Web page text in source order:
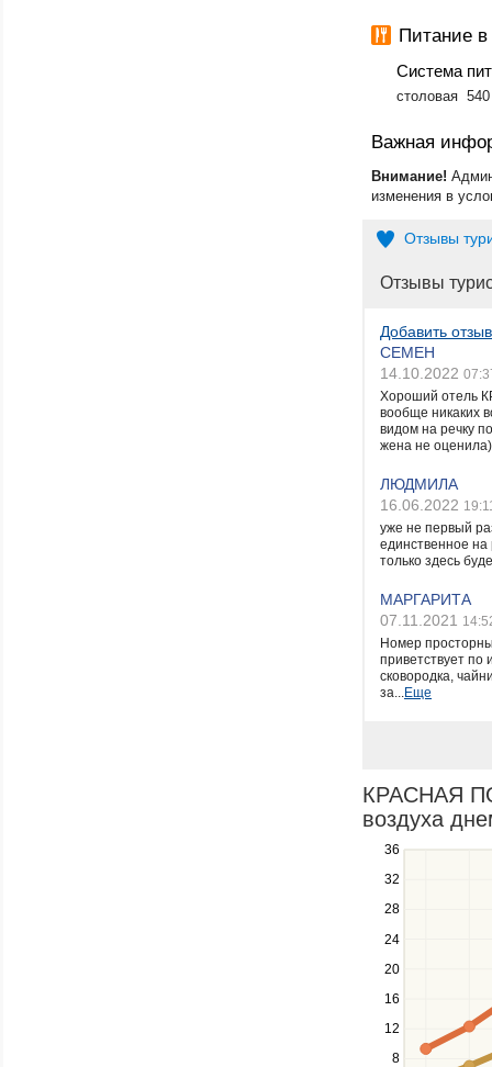
Питание
Система
столовая 540
Важная
Внимание!
изменения в
Отзывы
Отзывы
Добавить отзыв
СЕМЕН
14.10.2022
Хороший отель
вообще никаких
видом на речку
жена не
ЛЮДМИЛА
16.06.2022
уже не первый
единственное на
только здесь
МАРГАРИТА
07.11.2021
Номер
приветствует по
сковородка,
за... Еще
КРАСНАЯ
воздуха
8
12
16
20
24
28
32
36
Use
the
and
down
to
navigate
series.
Use